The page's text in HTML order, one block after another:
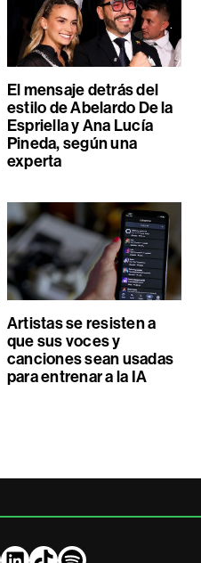
El mensaje detrás del
estilo de Abelardo De la
Espriella y Ana Lucía
Pineda, según una
experta
Artistas se resisten a
que sus voces y
canciones sean usadas
para entrenar a la IA